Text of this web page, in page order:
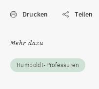
Drucken Teilen
Mehr dazu
Humboldt-Professuren